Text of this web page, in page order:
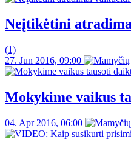
Neįtikėtini
(1)
27. Jun 2016, 09:00
Mokykime vaikus
04. Apr 2016, 06:00